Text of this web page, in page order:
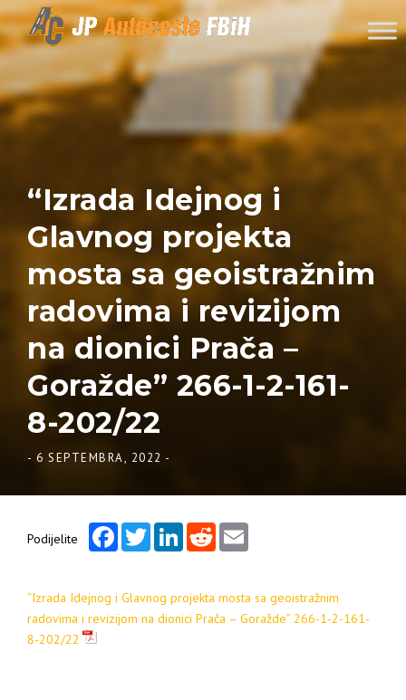
Skip to content
“Izrada Idejnog i
Glavnog projekta
mosta sa geoistražnim
radovima i revizijom
na dionici Prača –
Goražde” 266-1-2-161-
8-202/22
- 6 SEPTEMBRA, 2022 -
Podijelite
FacebookTwitterLinkedInReddit
“Izrada Idejnog i Glavnog projekta mosta sa geoistražnim
radovima i revizijom na dionici Prača – Goražde” 266-1-2-161-
8-202/22